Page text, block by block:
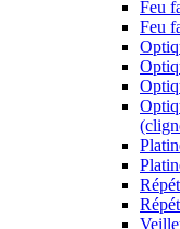
Feu
Feu